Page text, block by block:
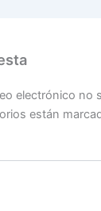
electrónico no
están